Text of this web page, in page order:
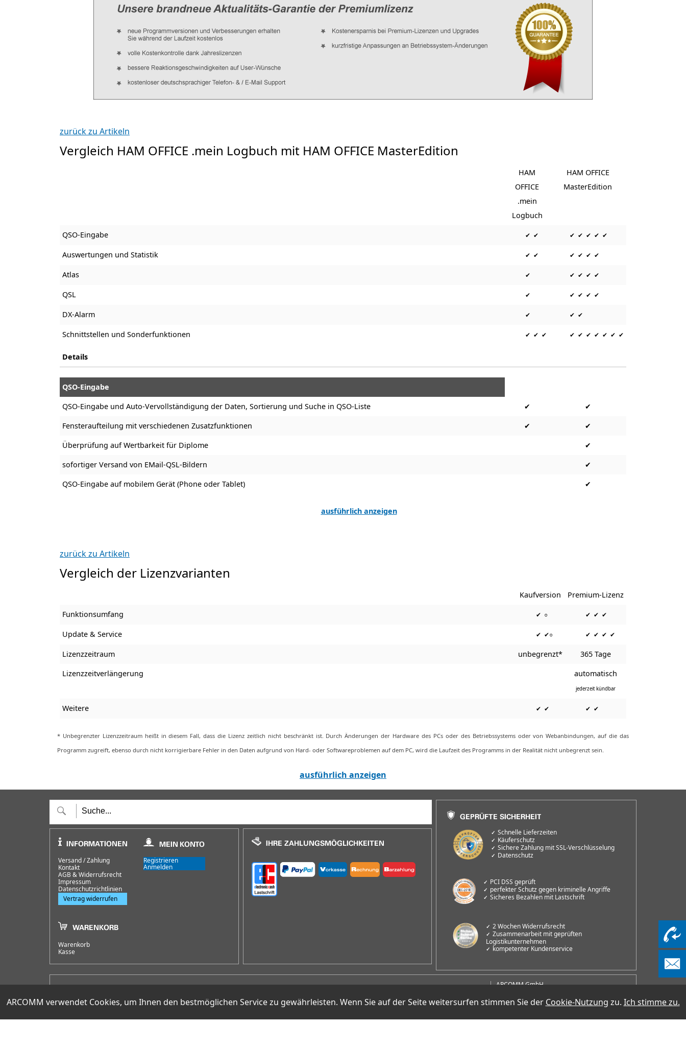
ARCOMM verwendet Cookies, um Ihnen den bestmöglichen Service zu gewährleisten. Wenn Sie auf der Seite weitersurfen stimmen Sie der Cookie-Nutzung zu. Ich stimme zu.
zurück zu Artikeln
Vergleich HAM OFFICE .mein Logbuch mit HAM OFFICE MasterEdition
HAM
OFFICE
.mein
Logbuch
HAM OFFICE
MasterEdition
QSO-Eingabe ✔ ✔ ✔ ✔ ✔ ✔ ✔
Auswertungen und Statistik ✔ ✔ ✔ ✔ ✔ ✔
Atlas ✔ ✔ ✔ ✔ ✔
QSL ✔ ✔ ✔ ✔ ✔
DX-Alarm ✔ ✔ ✔
Schnittstellen und Sonderfunktionen ✔ ✔ ✔ ✔ ✔ ✔ ✔ ✔ ✔ ✔
Details
QSO-Eingabe
QSO-Eingabe und Auto-Vervollständigung der Daten, Sortierung und Suche in QSO-Liste
✔
✔
Fensteraufteilung mit verschiedenen Zusatzfunktionen
✔
✔
Überprüfung auf Wertbarkeit für Diplome
✔
sofortiger Versand von EMail-QSL-Bildern
✔
QSO-Eingabe auf mobilem Gerät (Phone oder Tablet)
✔
ausführlich anzeigen
zurück zu Artikeln
Vergleich der Lizenzvarianten
Kaufversion
Premium-Lizenz
Funktionsumfang
✔ ○ ✔ ✔ ✔
Update & Service ✔ ✔○ ✔ ✔ ✔ ✔
Lizenzzeitraum unbegrenzt*
365 Tage
Lizenzzeitverlängerung
automatisch
jederzeit kündbar
Weitere ✔ ✔ ✔ ✔
* Unbegrenzter Lizenzzeitraum heißt in diesem Fall, dass die Lizenz zeitlich nicht beschränkt ist. Durch Änderungen der Hardware des PCs oder des Betriebssystems oder von Webanbindungen, auf die das
Programm zugreift, ebenso durch nicht korrigierbare Fehler in den Daten aufgrund von Hard- oder Softwareproblemen auf dem PC, wird die Laufzeit des Programms in der Realität nicht unbegrenzt sein.
ausführlich anzeigen
Versand / Zahlung
Kontakt
AGB & Widerrufsrecht
Impressum
Datenschutzrichtlinien
Vertrag widerrufen
Registrieren
Anmelden
Warenkorb
Kasse
Schnelle Lieferzeiten
Käuferschutz
Sichere Zahlung mit SSL-Verschlüsselung
Datenschutz
PCI DSS geprüft
perfekter Schutz gegen kriminelle Angriffe
Sicheres Bezahlen mit Lastschrift
2 Wochen Widerrufsrecht
Zusammenarbeit mit geprüften
Logistikunternehmen
kompetenter Kundenservice
ARCOMM GmbH
D-12487 Berlin